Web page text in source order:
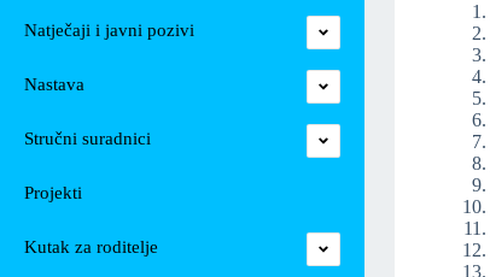
Natječaji i javni pozivi
Nastava
Stručni suradnici
Projekti
Kutak za roditelje